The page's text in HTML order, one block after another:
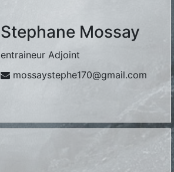
Stephane Mossay
entraineur Adjoint
mossaystephe170@gmail.com